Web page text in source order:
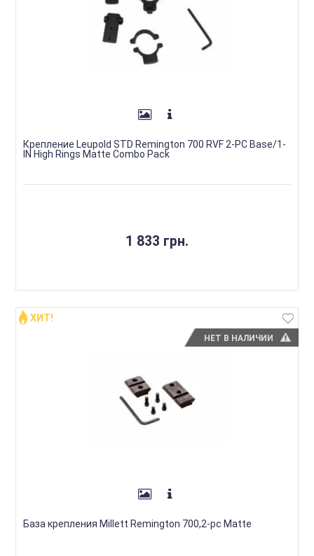
Крепление Leupold STD Remington 700 RVF 2-PC Base/1-
IN High Rings Matte Combo Pack
1 833 грн.
НЕТ В НАЛИЧИИ
ХИТ!
База крепления Millett Remington 700,2-pc Matte